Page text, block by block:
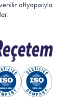
altyapısıyla